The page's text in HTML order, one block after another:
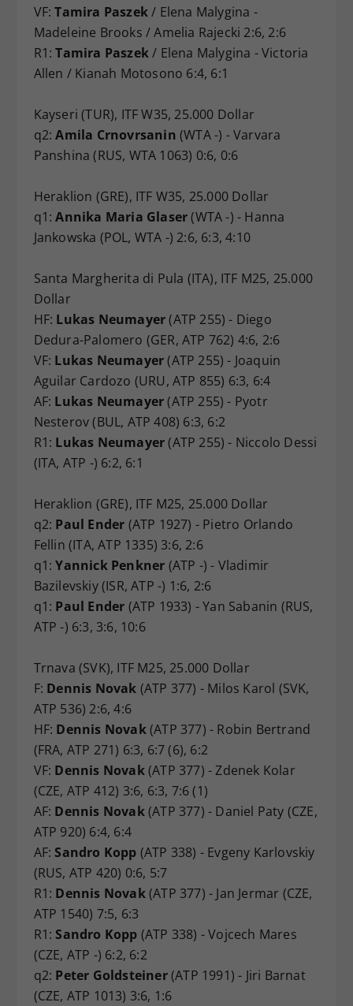
VF:Tamira Paszek/ Elena Malygina -
Madeleine Brooks / Amelia Rajecki 2:6, 2:6
R1:Tamira Paszek/ Elena Malygina - Victoria
Allen / Kianah Motosono 6:4, 6:1
Kayseri (TUR), ITF W35, 25.000 Dollar
q2:Amila Crnovrsanin (WTA -) - Varvara
Panshina (RUS, WTA 1063) 0:6, 0:6
Heraklion (GRE), ITF W35, 25.000 Dollar
q1:Annika Maria Glaser(WTA -) - Hanna
Jankowska (POL, WTA -) 2:6, 6:3, 4:10
Santa Margherita di Pula (ITA), ITF M25, 25.000
Dollar
HF: Lukas Neumayer(ATP 255) - Diego
Dedura-Palomero (GER, ATP 762) 4:6, 2:6
VF: Lukas Neumayer(ATP 255) - Joaquin
Aguilar Cardozo (URU, ATP 855) 6:3, 6:4
AF: Lukas Neumayer(ATP 255) - Pyotr
Nesterov (BUL, ATP 408) 6:3, 6:2
R1: Lukas Neumayer(ATP 255) - Niccolo Dessi
(ITA, ATP -) 6:2, 6:1
Heraklion (GRE), ITF M25, 25.000 Dollar
q2: Paul Ender (ATP 1927) - Pietro Orlando
Fellin (ITA, ATP 1335) 3:6, 2:6
q1:Yannick Penkner (ATP -) - Vladimir
Bazilevskiy (ISR, ATP -) 1:6, 2:6
q1: Paul Ender (ATP 1933) - Yan Sabanin (RUS,
ATP -) 6:3, 3:6, 10:6
Trnava (SVK), ITF M25, 25.000 Dollar
F: Dennis Novak (ATP 377) - Milos Karol (SVK,
ATP 536) 2:6, 4:6
HF: Dennis Novak(ATP 377) - Robin Bertrand
(FRA, ATP 271) 6:3, 6:7 (6), 6:2
VF: Dennis Novak(ATP 377) - Zdenek Kolar
(CZE, ATP 412) 3:6, 6:3, 7:6 (1)
AF: Dennis Novak(ATP 377) - Daniel Paty (CZE,
ATP 920) 6:4, 6:4
AF:Sandro Kopp (ATP 338) - Evgeny Karlovskiy
(RUS, ATP 420) 0:6, 5:7
R1: Dennis Novak(ATP 377) - Jan Jermar (CZE,
ATP 1540) 7:5, 6:3
R1:Sandro Kopp (ATP 338) - Vojcech Mares
(CZE, ATP -) 6:2, 6:2
q2: Peter Goldsteiner(ATP 1991) - Jiri Barnat
(CZE, ATP 1013) 3:6, 1:6